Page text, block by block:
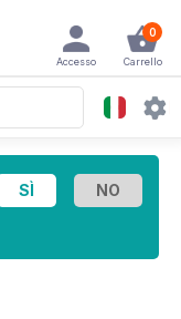
0
Carrello
Accesso